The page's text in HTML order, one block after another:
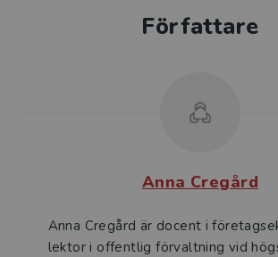
Författare
Anna Cregård
Anna Cregård är docent i
lektor i offentlig förvaltning vid